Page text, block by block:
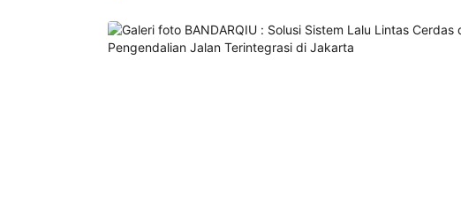
memesan,
semua
rincian